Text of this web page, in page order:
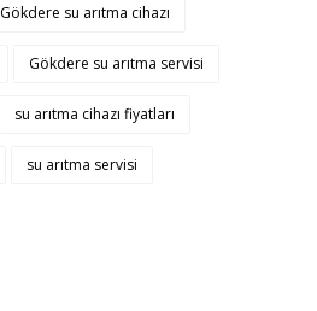
Gökdere su arıtma cihazı
Gökdere su arıtma servisi
su arıtma cihazı fiyatları
su arıtma servisi